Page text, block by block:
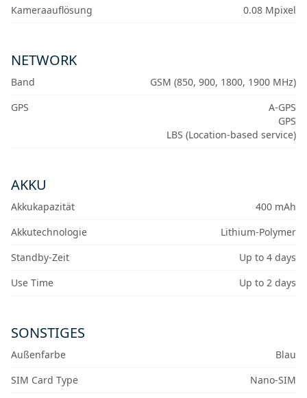
Kameraauflösung 0.08 Mpixel
NETWORK
Band
GSM (850, 900, 1800, 1900 MHz)
GPS
A-GPS
GPS
LBS (Location-based service)
AKKU
Akkukapazität
400 mAh
Akkutechnologie
Lithium-Polymer
Standby-Zeit
Up to 4 days
Use Time
Up to 2 days
SONSTIGES
Außenfarbe
Blau
SIM Card Type
Nano-SIM